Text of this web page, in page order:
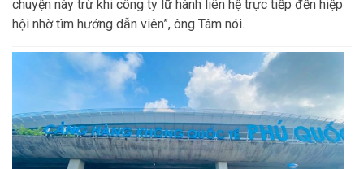
chuyện này trừ khi công ty lữ hành liên hệ trực tiếp đến hiệp
hội nhờ tìm hướng dẫn viên”, ông Tâm nói.